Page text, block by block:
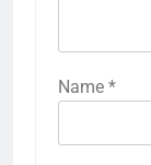
Name *